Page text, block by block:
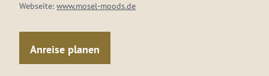
Webseite: www.mosel-moods.de
Anreise planen